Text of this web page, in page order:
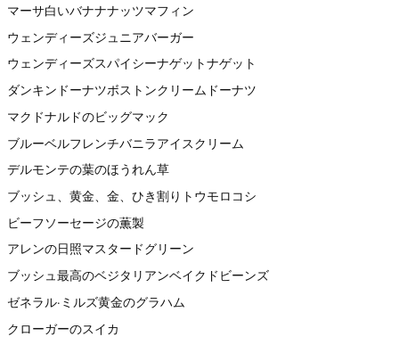
マーサ白いバナナナッツマフィン
ウェンディーズジュニアバーガー
ウェンディーズスパイシーナゲットナゲット
ダンキンドーナツボストンクリームドーナツ
マクドナルドのビッグマック
ブルーベルフレンチバニラアイスクリーム
デルモンテの葉のほうれん草
ブッシュ、黄金、金、ひき割りトウモロコシ
ビーフソーセージの薫製
アレンの日照マスタードグリーン
ブッシュ最高のベジタリアンベイクドビーンズ
ゼネラル·ミルズ黄金のグラハム
クローガーのスイカ